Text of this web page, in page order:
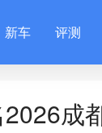
新车 评测
成